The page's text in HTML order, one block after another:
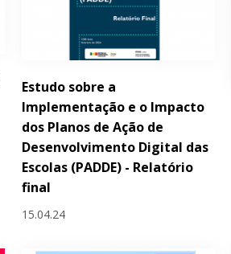
Estudo sobre a
Implementação e o Impacto
dos Planos de Ação de
Desenvolvimento Digital das
Escolas (PADDE) - Relatório
final
15.04.24